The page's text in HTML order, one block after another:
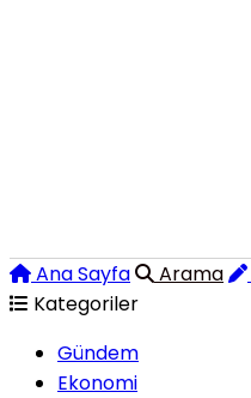
Ana Sayfa Arama
Kategoriler
Gündem
Ekonomi